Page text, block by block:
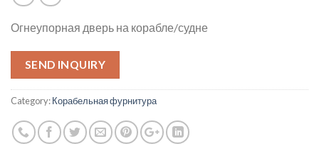
Огнеупорная дверь на корабле/судне
SEND INQUIRY
Category:Корабельная фурнитура